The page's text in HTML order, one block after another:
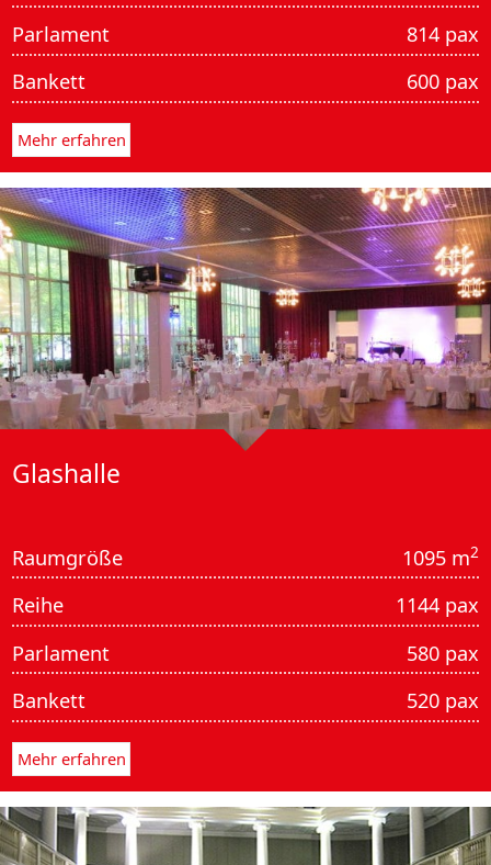
Parlament
814 pax
Bankett
600 pax
Mehr erfahren
Glas­halle
Raumgröße 1095 m2
Reihe
1144 pax
Parlament
580 pax
Bankett
520 pax
Mehr erfahren